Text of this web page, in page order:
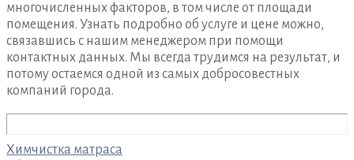
многочисленных факторов, в том числе от площади
помещения. Узнать подробно об услуге и цене можно,
связавшись с нашим менеджером при помощи
контактных данных. Мы всегда трудимся на результат, и
потому остаемся одной из самых добросовестных
компаний города.
Навигация
Химчистка матраса